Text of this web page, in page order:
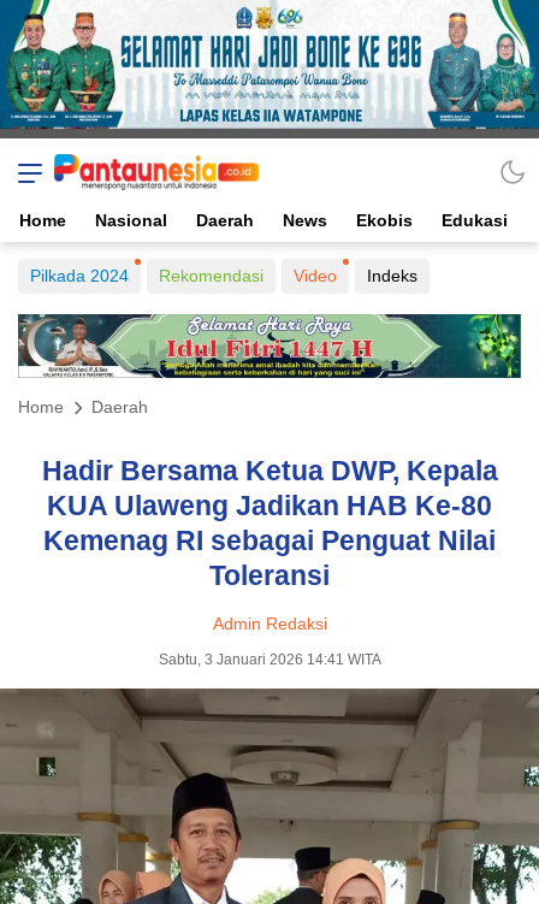
Home Nasional Daerah News Ekobis Edukasi
Pilkada 2024 Rekomendasi Video Indeks
Home Daerah
Hadir Bersama Ketua DWP, Kepala
KUA Ulaweng Jadikan HAB Ke-80
Kemenag RI sebagai Penguat Nilai
Toleransi
Admin Redaksi
Sabtu, 3 Januari 2026 14:41 WITA